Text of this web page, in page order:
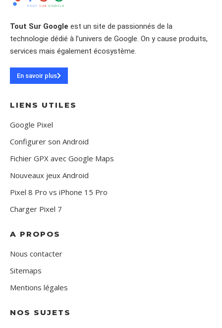
Tout Sur Google est un site de passionnés de la
technologie dédié à l’univers de Google. On y cause produits,
services mais également écosystème.
En savoir plus
LIENS UTILES
Google Pixel
Configurer son Android
Fichier GPX avec Google Maps
Nouveaux jeux Android
Pixel 8 Pro vs iPhone 15 Pro
Charger Pixel 7
A PROPOS
Nous contacter
Sitemaps
Mentions légales
NOS SUJETS